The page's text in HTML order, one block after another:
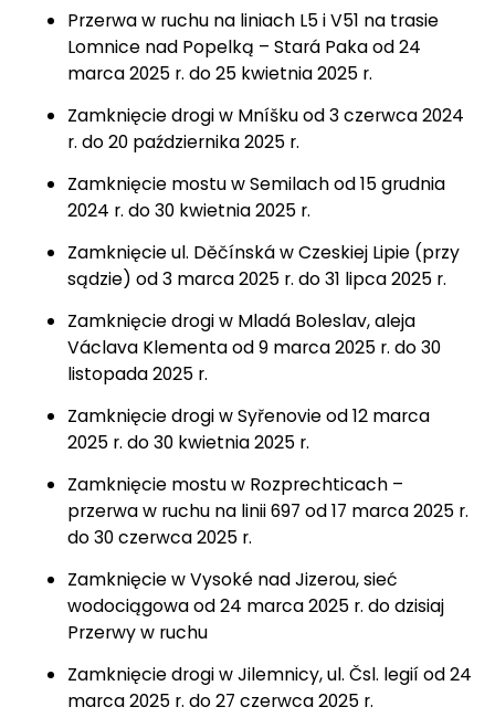
Przerwa w ruchu na liniach L5 i V51 na trasie
Lomnice nad Popelką – Stará Paka od 24
marca 2025 r. do 25 kwietnia 2025 r.
Zamknięcie drogi w Mníšku od 3 czerwca 2024
r. do 20 października 2025 r.
Zamknięcie mostu w Semilach od 15 grudnia
2024 r. do 30 kwietnia 2025 r.
Zamknięcie ul. Děčínská w Czeskiej Lipie (przy
sądzie) od 3 marca 2025 r. do 31 lipca 2025 r.
Zamknięcie drogi w Mladá Boleslav, aleja
Václava Klementa od 9 marca 2025 r. do 30
listopada 2025 r.
Zamknięcie drogi w Syřenovie od 12 marca
2025 r. do 30 kwietnia 2025 r.
Zamknięcie mostu w Rozprechticach –
przerwa w ruchu na linii 697 od 17 marca 2025 r.
do 30 czerwca 2025 r.
Zamknięcie w Vysoké nad Jizerou, sieć
wodociągowa od 24 marca 2025 r. do dzisiaj
Przerwy w ruchu
Zamknięcie drogi w Jilemnicy, ul. Čsl. legií od 24
marca 2025 r. do 27 czerwca 2025 r.